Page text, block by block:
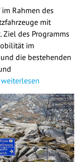
Rahmen des
mit
Ziel des Programms
im
die bestehenden
weiterlesen